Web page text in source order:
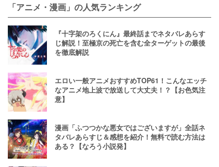
「アニメ・漫画」の人気ランキング
『十字架のろくにん』最終話までネタバレあらす
じ解説！至極京の死亡を含む全ターゲットの最後
を徹底解説
エロい一般アニメおすすめTOP61！こんなエッチ
なアニメ地上波で放送して大丈夫！？【お色気注
意】
漫画「ふつつかな悪女ではございますが」全話ネ
タバレあらすじ＆感想を紹介！無料で読む方法は
ある？【なろう小説発】